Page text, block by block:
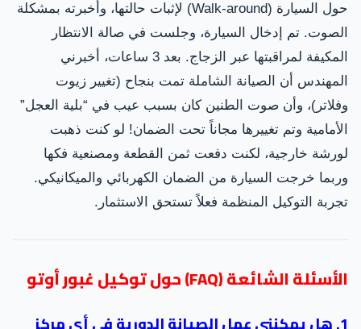
حول السيارة (Walk-around) لإثبات حالتها، وأخبرته بمشكلة
الصوت. تم إدخال السيارة، وجلست في صالة الانتظار
المكيفة لمراقبتها عبر الزجاج. بعد 3 ساعات، أخبرني
المهندس أن الصيانة الشاملة تمت بنجاح (تغيير زيوت
وفلاتر)، وأن صوت الطنين كان بسبب عيب في “بلية العجل”
الأمامية وتم تغييرها مجاناً تحت الضمان! لو كنت ذهبت
لورشة خارجية، لكنت دفعت ثمن القطعة ومصنعية فكها
وربما خرجت السيارة من الضمان الكهربائي والميكانيكي.
تجربة التوكيل المنظمة فعلاً تستحق الاستثمار.
الأسئلة الشائعة (FAQ) حول توكيل غبور أوتو